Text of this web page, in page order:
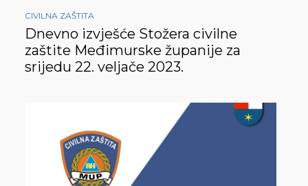
CIVILNA ZAŠTITA
Dnevno izvješće Stožera civilne
zaštite Međimurske županije za
srijedu 22. veljače 2023.